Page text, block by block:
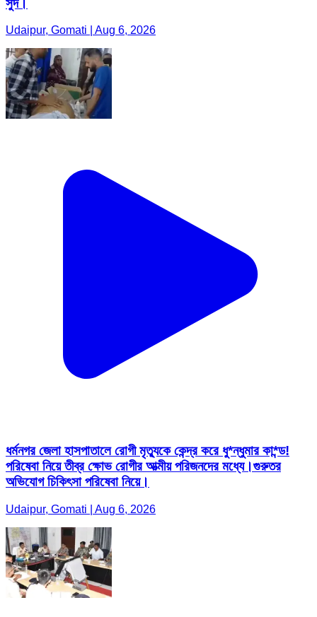
সুদ।
Udaipur, Gomati | Aug 6, 2026
ধর্মনগর জেলা হাসপাতালে রোগী মৃত্যুকে কেন্দ্র করে ধু*ন্ধুমার কা*ন্ড!
পরিষেবা নিয়ে তীব্র ক্ষোভ রোগীর আত্মীয় পরিজনদের মধ্যে।গুরুতর
অভিযোগ চিকিৎসা পরিষেবা নিয়ে।
Udaipur, Gomati | Aug 6, 2026